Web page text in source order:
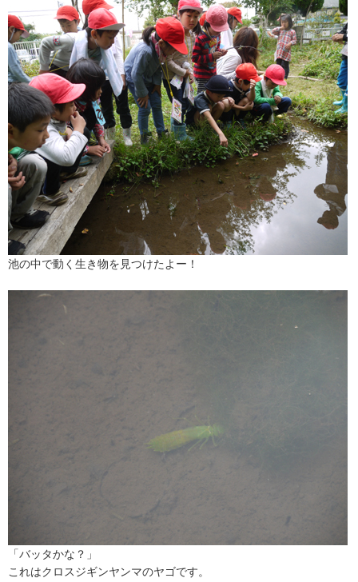
池の中で動く生き物を見つけたよー！
「バッタかな？」
これはクロスジギンヤンマのヤゴです。